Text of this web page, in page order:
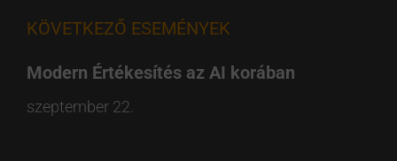
KÖVETKEZŐ ESEMÉNYEK
Modern Értékesítés az AI korában
szeptember 22.